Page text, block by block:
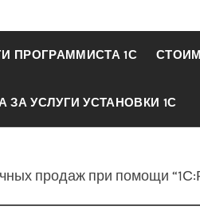
ПРОГРАММИСТА 1С
ЗА УСЛУГИ УСТАНОВКИ 1С
продаж при помощи